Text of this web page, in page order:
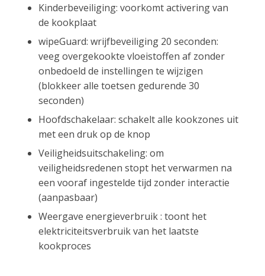
Kinderbeveiliging: voorkomt activering van
de kookplaat
wipeGuard: wrijfbeveiliging 20 seconden:
veeg overgekookte vloeistoffen af zonder
onbedoeld de instellingen te wijzigen
(blokkeer alle toetsen gedurende 30
seconden)
Hoofdschakelaar: schakelt alle kookzones uit
met een druk op de knop
Veiligheidsuitschakeling: om
veiligheidsredenen stopt het verwarmen na
een vooraf ingestelde tijd zonder interactie
(aanpasbaar)
Weergave energieverbruik : toont het
elektriciteitsverbruik van het laatste
kookproces